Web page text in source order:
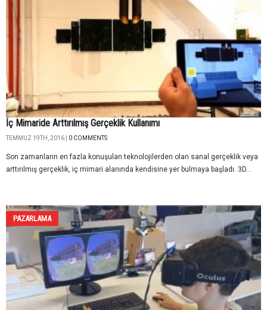
İç Mimaride Arttırılmış Gerçeklik Kullanımı
TEMMUZ 19TH, 2016 | 0 COMMENTS
Son zamanların en fazla konuşulan teknolojilerden olan sanal gerçeklik veya
arttırılmış gerçeklik, iç mimari alanında kendisine yer bulmaya başladı. 3D...
PAZARLAMA